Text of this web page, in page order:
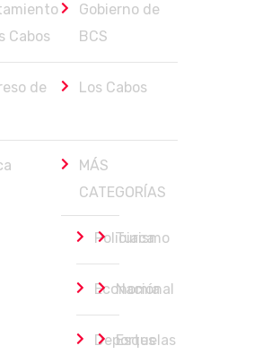
Cabos
Gobierno de
BCS
de
Los Cabos
MÁS
CATEGORÍAS
Policiaca
Turismo
Economía
Nacional
Deportes
Esquelas